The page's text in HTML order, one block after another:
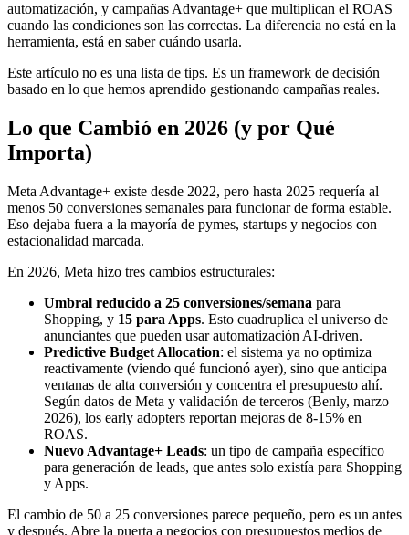
automatización, y campañas Advantage+ que multiplican el ROAS
cuando las condiciones son las correctas. La diferencia no está en la
herramienta, está en saber cuándo usarla.
Este artículo no es una lista de tips. Es un framework de decisión
basado en lo que hemos aprendido gestionando campañas reales.
Lo que Cambió en 2026 (y por Qué
Importa)
Meta Advantage+ existe desde 2022, pero hasta 2025 requería al
menos 50 conversiones semanales para funcionar de forma estable.
Eso dejaba fuera a la mayoría de pymes, startups y negocios con
estacionalidad marcada.
En 2026, Meta hizo tres cambios estructurales:
Umbral reducido a 25 conversiones/semana para
Shopping, y 15 para Apps. Esto cuadruplica el universo de
anunciantes que pueden usar automatización AI-driven.
Predictive Budget Allocation: el sistema ya no optimiza
reactivamente (viendo qué funcionó ayer), sino que anticipa
ventanas de alta conversión y concentra el presupuesto ahí.
Según datos de Meta y validación de terceros (Benly, marzo
2026), los early adopters reportan mejoras de 8-15% en
ROAS.
Nuevo Advantage+ Leads: un tipo de campaña específico
para generación de leads, que antes solo existía para Shopping
y Apps.
El cambio de 50 a 25 conversiones parece pequeño, pero es un antes
y después. Abre la puerta a negocios con presupuestos medios de